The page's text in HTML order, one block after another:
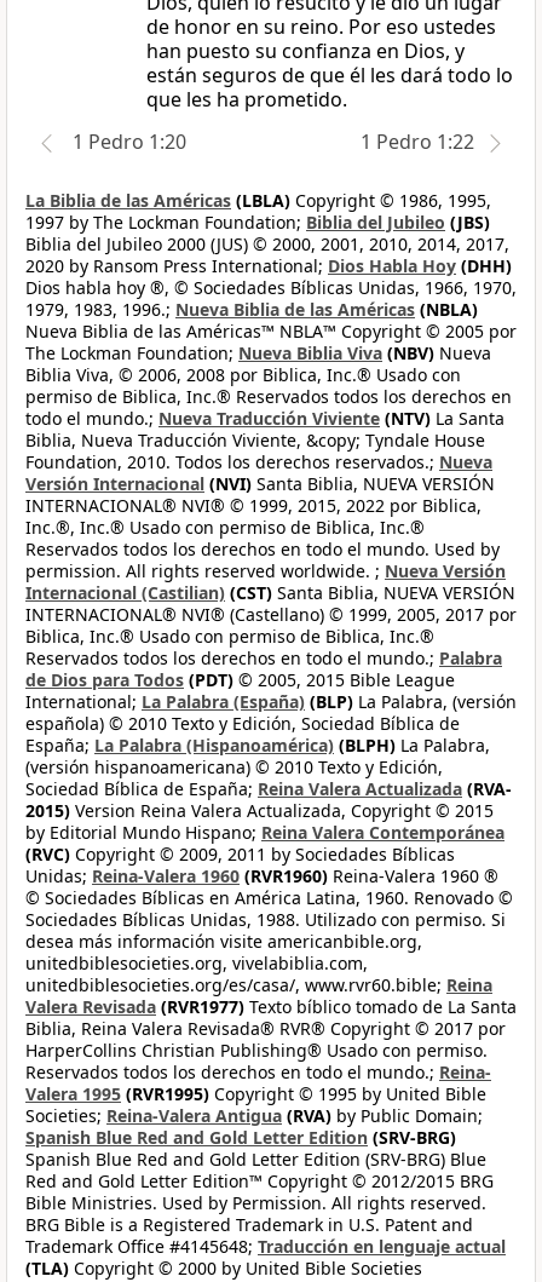
de honor en su reino. Por eso ustedes
han puesto su confianza en Dios, y
están seguros de que él les dará todo lo
que les ha prometido.
1 Pedro 1:20
1 Pedro 1:22
La Biblia de las Américas (LBLA) Copyright © 1986, 1995,
1997 by The Lockman Foundation; Biblia del Jubileo (JBS)
Biblia del Jubileo 2000 (JUS) © 2000, 2001, 2010, 2014, 2017,
2020 by Ransom Press International; Dios Habla Hoy (DHH)
Dios habla hoy ®, © Sociedades Bíblicas Unidas, 1966, 1970,
1979, 1983, 1996.; Nueva Biblia de las Américas (NBLA)
Nueva Biblia de las Américas™ NBLA™ Copyright © 2005 por
The Lockman Foundation; Nueva Biblia Viva (NBV) Nueva
Biblia Viva, © 2006, 2008 por Biblica, Inc.® Usado con
permiso de Biblica, Inc.® Reservados todos los derechos en
todo el mundo.; Nueva Traducción Viviente (NTV) La Santa
Biblia, Nueva Traducción Viviente, &copy; Tyndale House
Foundation, 2010. Todos los derechos reservados.; Nueva
Versión Internacional (NVI) Santa Biblia, NUEVA VERSIÓN
INTERNACIONAL® NVI® © 1999, 2015, 2022 por Biblica,
Inc.®, Inc.® Usado con permiso de Biblica, Inc.®
Reservados todos los derechos en todo el mundo. Used by
permission. All rights reserved worldwide. ; Nueva Versión
Internacional (Castilian) (CST) Santa Biblia, NUEVA VERSIÓN
INTERNACIONAL® NVI® (Castellano) © 1999, 2005, 2017 por
Biblica, Inc.® Usado con permiso de Biblica, Inc.®
Reservados todos los derechos en todo el mundo.; Palabra
de Dios para Todos (PDT) © 2005, 2015 Bible League
International; La Palabra (España) (BLP) La Palabra, (versión
española) © 2010 Texto y Edición, Sociedad Bíblica de
España; La Palabra (Hispanoamérica) (BLPH) La Palabra,
(versión hispanoamericana) © 2010 Texto y Edición,
Sociedad Bíblica de España; Reina Valera Actualizada (RVA-
2015) Version Reina Valera Actualizada, Copyright © 2015
by Editorial Mundo Hispano; Reina Valera Contemporánea
(RVC) Copyright © 2009, 2011 by Sociedades Bíblicas
Unidas; Reina-Valera 1960 (RVR1960) Reina-Valera 1960 ®
© Sociedades Bíblicas en América Latina, 1960. Renovado ©
Sociedades Bíblicas Unidas, 1988. Utilizado con permiso. Si
desea más información visite americanbible.org,
unitedbiblesocieties.org, vivelabiblia.com,
unitedbiblesocieties.org/es/casa/, www.rvr60.bible; Reina
Valera Revisada (RVR1977) Texto bíblico tomado de La Santa
Biblia, Reina Valera Revisada® RVR® Copyright © 2017 por
HarperCollins Christian Publishing® Usado con permiso.
Reservados todos los derechos en todo el mundo.; Reina-
Valera 1995 (RVR1995) Copyright © 1995 by United Bible
Societies; Reina-Valera Antigua (RVA) by Public Domain;
Spanish Blue Red and Gold Letter Edition (SRV-BRG)
Spanish Blue Red and Gold Letter Edition (SRV-BRG) Blue
Red and Gold Letter Edition™ Copyright © 2012/2015 BRG
Bible Ministries. Used by Permission. All rights reserved.
BRG Bible is a Registered Trademark in U.S. Patent and
Trademark Office #4145648; Traducción en lenguaje actual
(TLA) Copyright © 2000 by United Bible Societies